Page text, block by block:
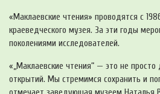
«Маклаевские чтения» проводятся с
краеведческого музея. За эти годы
поколениями исследователей.
«„Маклаевские чтения“ — это не
открытий. Мы стремимся сохранить и